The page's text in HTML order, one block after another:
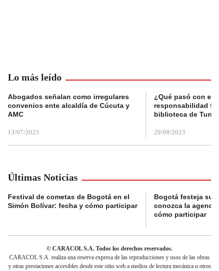
Lo más leído
Abogados señalan como irregulares
convenios ente alcaldía de Cúcuta y
AMC
13/07/2023
¿Qué pasó con el
responsabilidad
biblioteca de
29/08/2023
Últimas Noticias
Festival de cometas de Bogotá en el
Simón Bolívar: fecha y cómo participar
Bogotá festeja su
conozca la
cómo participar
© CARACOL S.A. Todos los derechos reservados.
CARACOL S.A. realiza una reserva expresa de las reproducciones y usos de las obras
y otras prestaciones accesibles desde este sitio web a medios de lectura mecánica u otros